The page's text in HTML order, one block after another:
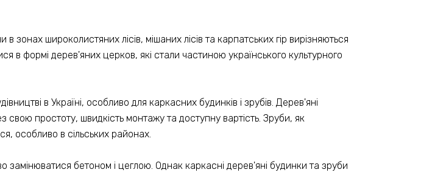
зонах широколистяних лісів, мішаних лісів та карпатських гір вирізняються
формі дерев'яних церков, які стали частиною українського культурного
в Україні, особливо для каркасних будинків і зрубів. Дерев'яні
свою простоту, швидкість монтажу та доступну вартість. Зруби, як
особливо в сільських районах.
замінюватися бетоном і цеглою. Однак каркасні дерев'яні будинки та зруби